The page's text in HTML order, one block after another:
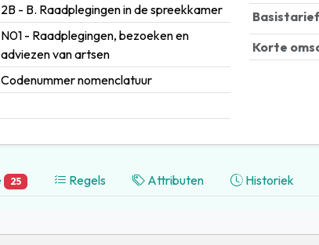
2B - B. Raadplegingen in de spreekkamer
N01 - Raadplegingen, bezoeken en
adviezen van artsen
Codenummer nomenclatuur
Basistarief
Korte
25 Regels Attributen Historiek